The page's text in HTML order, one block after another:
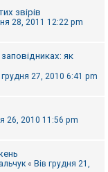
звірів
28, 2011 12:22 pm
як
грудня 27, 2010 6:41 pm
26, 2010 11:56 pm
« Вів грудня 21,